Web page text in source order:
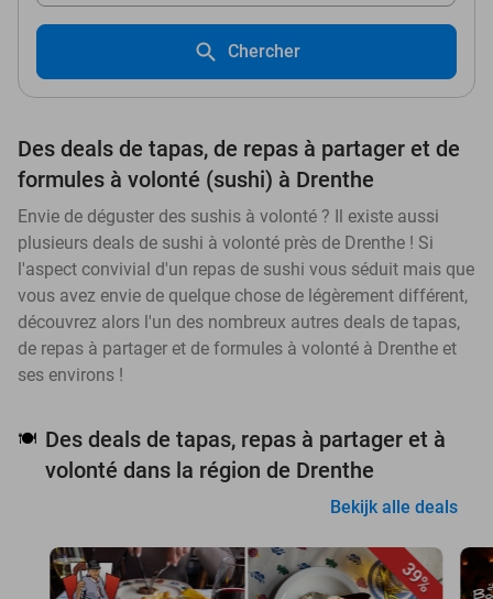
Chercher
Des deals de tapas, de repas à partager et de
formules à volonté (sushi) à Drenthe
Envie de déguster des sushis à volonté ? Il existe aussi
plusieurs deals de sushi à volonté près de Drenthe ! Si
l'aspect convivial d'un repas de sushi vous séduit mais que
vous avez envie de quelque chose de légèrement différent,
découvrez alors l'un des nombreux autres deals de tapas,
de repas à partager et de formules à volonté à Drenthe et
ses environs !
🍽️ Des deals de tapas, repas à partager et à
volonté dans la région de Drenthe
Bekijk alle deals
39%